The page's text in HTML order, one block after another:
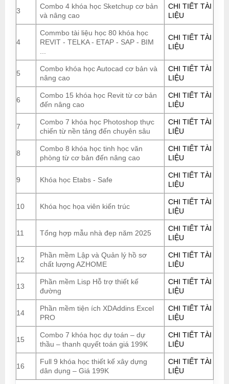
3
Combo 4 khóa học Sketchup cơ bản
và nâng cao
CHI TIẾT TÀI
LIỆU
4
Commbo tài liệu học 80 khóa học
REVIT - TELKA - ETAP - SAP - BIM
CHI TIẾT TÀI
LIỆU
5
Combo khóa học Autocad cơ bản và
nâng cao
CHI TIẾT TÀI
LIỆU
6
Combo 15 khóa học Revit từ cơ bản
đến nâng cao
CHI TIẾT TÀI
LIỆU
7
Combo 7 khóa học Photoshop thực
chiến từ nền tảng đến chuyên sâu
CHI TIẾT TÀI
LIỆU
8
Combo 8 khóa học tinh học văn
phòng từ cơ bản đến nâng cao
CHI TIẾT TÀI
LIỆU
9 Khóa học Etabs - Safe
CHI TIẾT TÀI
LIỆU
10 Khóa học họa viên kiến trúc
CHI TIẾT TÀI
LIỆU
11 Tổng hợp mẫu nhà đẹp năm 2025
CHI TIẾT TÀI
LIỆU
12
Phần mềm Lập và Quản lý hồ sơ
chất lượng AZHOME
CHI TIẾT TÀI
LIỆU
13
Phần mềm Lisp Hỗ trợ thiết kế
đường
CHI TIẾT TÀI
LIỆU
14
Phần mềm tiện ích XDAddins Excel
PRO
CHI TIẾT TÀI
LIỆU
15
Combo 7 khóa học dự toán – dự
thầu – thanh quyết toán giá 199K
CHI TIẾT TÀI
LIỆU
16
Full 9 khóa học thiết kế xây dựng
dân dụng – Giá 199K
CHI TIẾT TÀI
LIỆU